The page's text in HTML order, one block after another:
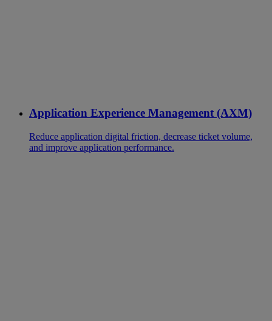
Application Experience Management (AXM)
Reduce application digital friction, decrease ticket volume,
and improve application performance.